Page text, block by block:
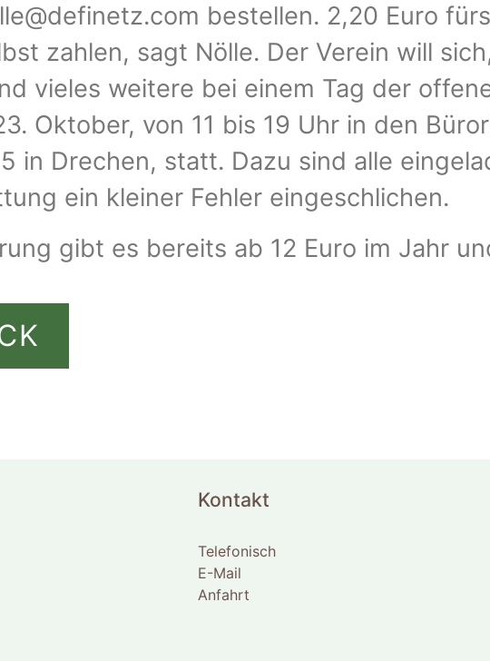
bestellen. 2,20 Euro
zahlen, sagt Nölle. Der Verein will
vieles weitere bei einem Tag der
Oktober, von 11 bis 19 Uhr in den
in Drechen, statt. Dazu sind alle
ein kleiner Fehler eingeschlichen.
gibt es bereits ab 12 Euro im Jahr
Kontakt
Telefonisch
E-Mail
Anfahrt